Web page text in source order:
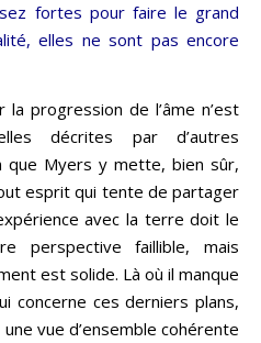
fortes pour faire le grand
elles ne sont pas encore
progression de l’âme n’est
décrites par d’autres
que Myers y mette, bien sûr,
esprit qui tente de partager
avec la terre doit le
perspective faillible, mais
est solide. Là où il manque
concerne ces derniers plans,
vue d’ensemble cohérente